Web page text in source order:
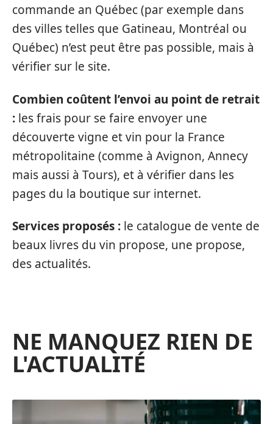
commande an Québec (par exemple dans
des villes telles que Gatineau, Montréal ou
Québec) n’est peut être pas possible, mais à
vérifier sur le site.
Combien coûtent l’envoi au point de retrait
: les frais pour se faire envoyer une
découverte vigne et vin pour la France
métropolitaine (comme à Avignon, Annecy
mais aussi à Tours), et à vérifier dans les
pages du la boutique sur internet.
Services proposés : le catalogue de vente de
beaux livres du vin propose, une propose,
des actualités.
NE MANQUEZ RIEN DE
L'ACTUALITÉ